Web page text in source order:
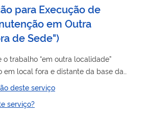
(PCs) e a Política de Segurança (PS)
para Execução de
em Outra
de Sede")
trabalho “em outra localidade”
em local fora e distante da base da
, tal como o trabalho executado
realizar
deste serviço
serviço?